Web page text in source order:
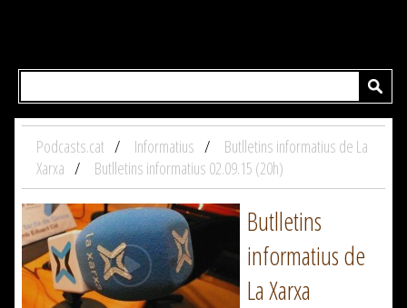
Podcasts.cat Informatius
Butlletins informatius de La
Xarxa
Butlletins informatius 02.09.15 (20h)
Butlletins
informatius de
La Xarxa